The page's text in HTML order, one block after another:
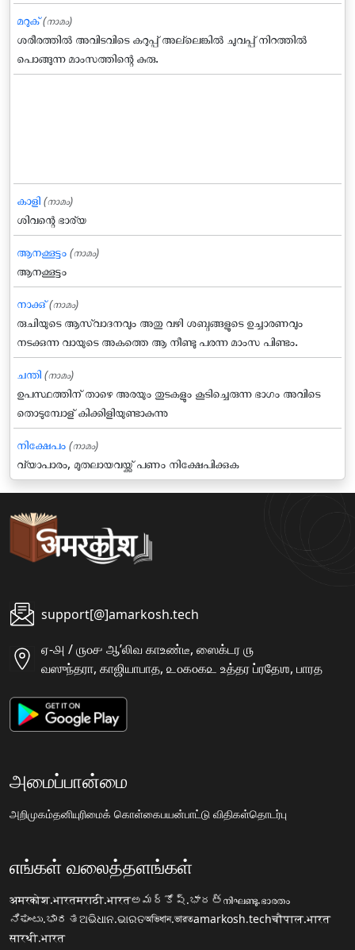
മറുക്‌ (നാമം)
ശരീരത്തില്‍ അവിടവിടെ കറുപ്പ്‌ അല്ലെങ്കില്‍ ചുവപ്പ്‌ നിറത്തില്‍
പൊങ്ങുന്ന മാംസത്തിന്റെ കുരു.
കാളി (നാമം)
ശിവന്റെ ഭാര്യ
ആനക്കൂട്ടം (നാമം)
ആനക്കൂട്ടം
നാക്കു്‌ (നാമം)
രുചിയുടെ ആസ്വാദനവും അതു വഴി ശബ്ദങ്ങളുടെ ഉച്ചാരണവും
നടക്കുന്ന വായുടെ അകത്തെ ആ നീണ്ടു പരന്ന മാംസ പിണ്ടം.
ചന്തി (നാമം)
ഉപസ്ഥത്തിന് താഴെ അരയും തുടകളും കൂടിച്ചെരുന്ന ഭാഗം അവിടെ
തൊടുമ്പോള് കിക്കിളിയുണ്ടാകുന്നു
നിക്ഷേപം (നാമം)
വ്യാപാരം, മുതലായവയ്ക്ക് പണം നിക്ഷേപിക്കുക
support[@]amarkosh.tech
ஏ-௮ / ௫௦௪ ஆʼலிவ காஉண்டீ, ஸைக்டர ௫
வஸுந்தரா, காஜியாபாத, ௨௦௧௦௧௨ உத்தர ப்ரதேஶ, பாரத
அமைப்பான்மை
அறிமுகம்தனியுரிமைக் கொள்கைபயன்பாட்டு விதிகள்தொடர்பு
எங்கள் வலைத்தளங்கள்
अमरकोश.भारतमराठी.भारतఅమర్కోష్.భారత్നിഘണ്ടു.ഭാരതം
ನಿಘಂಟು.ಭಾರತଅଭିଧାନ.ଭାରତঅভিধান.ভারতamarkosh.techचौपाल.भारत
सारथी.भारत